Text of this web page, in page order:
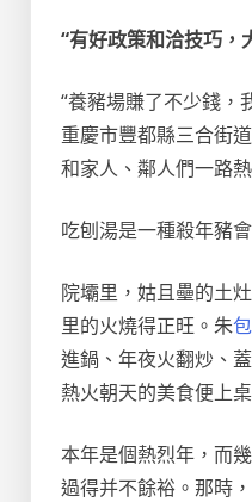
“有好政策和洽技巧，
“養豬場賺了不少錢，
重慶市豐都縣三合街
和家人、鄰人們一路
吃刨湯是一種殺年豬
院壩里，姑且壘的土
里的火燒得正旺。朱
進鍋、年夜火翻炒、
熱火朝天的美食便上
本年是個熱烈年，而
過得并不餘裕。那時